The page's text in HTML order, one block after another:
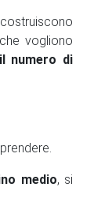
vogliono
numero di
medio, si